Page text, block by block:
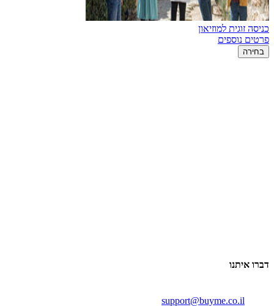
כניסה זוגית למוזיאון
פרטים נוספים
בחירה
דברו איתנו
support@buyme.co.il